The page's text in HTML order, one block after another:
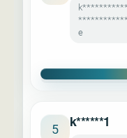
e
5 k******1